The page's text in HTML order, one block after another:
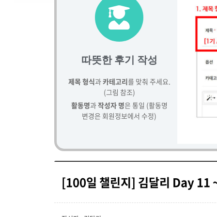
따뜻한 후기 작성
제목 형식과카테고리를 맞춰 주세요.
(그림 참조)
활동명과작성자 명은 통일 (활동명
변경은 회원정보에서 수정)
[100일 챌린지] 김달리 Day 11